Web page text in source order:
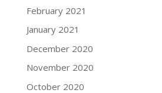
February 2021
January 2021
December 2020
November 2020
October 2020